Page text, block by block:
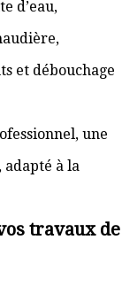
d’eau,
et débouchage
une
à la
travaux de